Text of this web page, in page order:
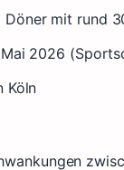
mit rund
2026
Köln